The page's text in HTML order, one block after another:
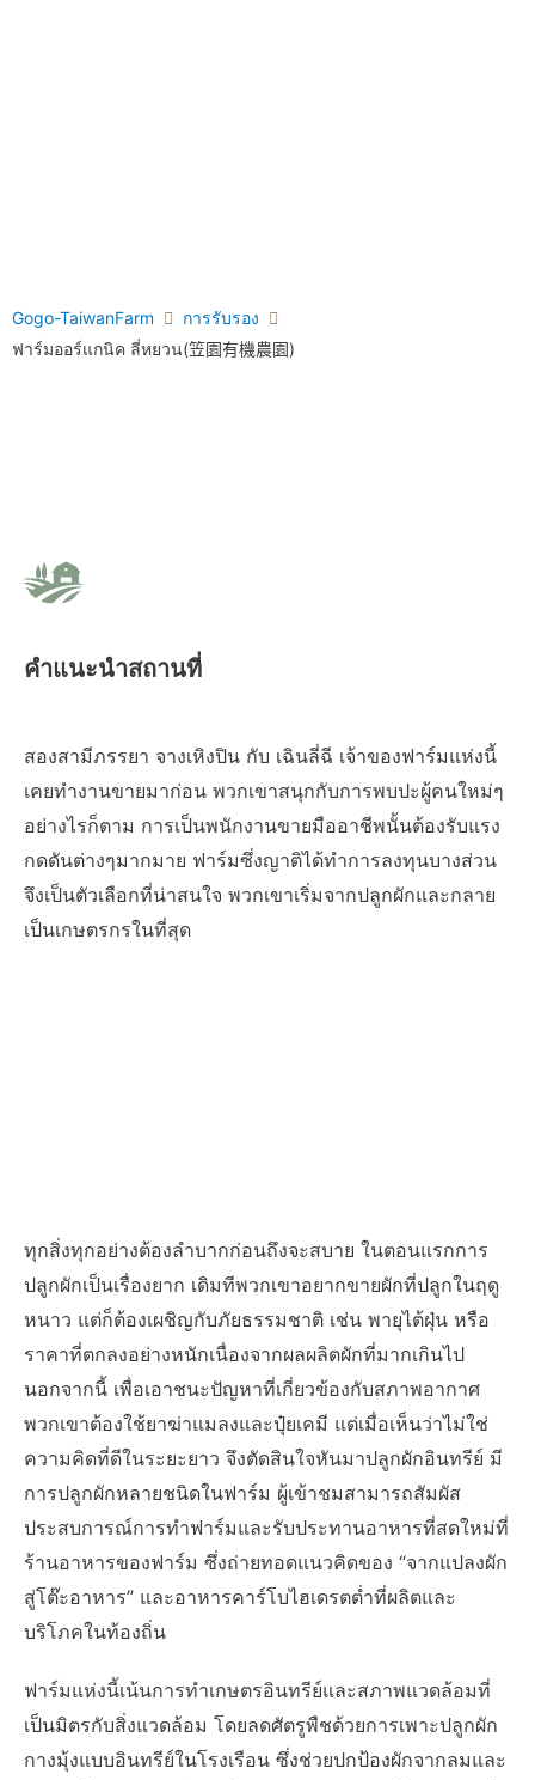
Gogo-TaiwanFarm
การรับรอง
ฟาร์มออร์แกนิค ลี่หยวน(笠園有機農園)
คำแนะนำสถานที่
สองสามีภรรยา จางเหิงปิน กับ เฉินลี่ฉี เจ้าของฟาร์มแห่งนี้
เคยทำงานขายมาก่อน พวกเขาสนุกกับการพบปะผู้คนใหม่ๆ
อย่างไรก็ตาม การเป็นพนักงานขายมืออาชีพนั้นต้องรับแรง
กดดันต่างๆมากมาย ฟาร์มซึ่งญาติได้ทำการลงทุนบางส่วน
จึงเป็นตัวเลือกที่น่าสนใจ พวกเขาเริ่มจากปลูกผักและกลาย
เป็นเกษตรกรในที่สุด
ทุกสิ่งทุกอย่างต้องลำบากก่อนถึงจะสบาย ในตอนแรกการ
ปลูกผักเป็นเรื่องยาก เดิมทีพวกเขาอยากขายผักที่ปลูกในฤดู
หนาว แต่ก็ต้องเผชิญกับภัยธรรมชาติ เช่น พายุไต้ฝุ่น หรือ
ราคาที่ตกลงอย่างหนักเนื่องจากผลผลิตผักที่มากเกินไป
นอกจากนี้ เพื่อเอาชนะปัญหาที่เกี่ยวข้องกับสภาพอากาศ
พวกเขาต้องใช้ยาฆ่าแมลงและปุ๋ยเคมี แต่เมื่อเห็นว่าไม่ใช่
ความคิดที่ดีในระยะยาว จึงตัดสินใจหันมาปลูกผักอินทรีย์ มี
การปลูกผักหลายชนิดในฟาร์ม ผู้เข้าชมสามารถสัมผัส
ประสบการณ์การทำฟาร์มและรับประทานอาหารที่สดใหม่ที่
ร้านอาหารของฟาร์ม ซึ่งถ่ายทอดแนวคิดของ “จากแปลงผัก
สู่โต๊ะอาหาร” และอาหารคาร์โบไฮเดรตต่ำที่ผลิตและ
บริโภคในท้องถิ่น
ฟาร์มแห่งนี้เน้นการทำเกษตรอินทรีย์และสภาพแวดล้อมที่
เป็นมิตรกับสิ่งแวดล้อม โดยลดศัตรูพืชด้วยการเพาะปลูกผัก
กางมุ้งแบบอินทรีย์ในโรงเรือน ซึ่งช่วยปกป้องผักจากลมและ